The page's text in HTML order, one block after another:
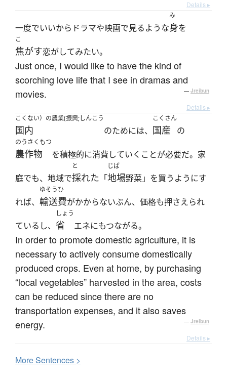
Details ▸
一度でいいからドラマや映画で見るような
み
身を
こ
焦がす恋がしてみたい。
Just once, I would like to have the kind of
scorching love life that I see in dramas and
movies.
— Jreibun
Details ▸
こくない）の農業(振興;しんこう
国内 のためには、
こくさん
国産 の
のうさくもつ
農作物 を積極的に消費していくことが必要だ。家
庭でも、地域で
と
採れた 「
じば
地場野菜」を買うようにす
れば、
ゆそうひ
輸送費がかからないぶん、価格も押さえられ
ているし、
しょう
省 エネにもつながる。
In order to promote domestic agriculture, it is
necessary to actively consume domestically
produced crops. Even at home, by purchasing
“local vegetables” harvested in the area, costs
can be reduced since there are no
transportation expenses, and it also saves
energy.
— Jreibun
Details ▸
MoreSentences >